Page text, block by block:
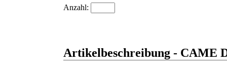
Anzahl:
Artikelbeschreibung - CAME